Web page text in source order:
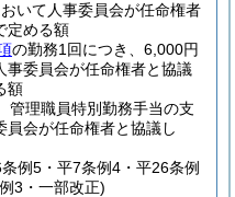
いて人事委員会が任命権者
定める額
の勤務1回につき、6,000円
事委員会が任命権者と協議
額
管理職員特別勤務手当の支
会が任命権者と協議し
例5・平7条例4・平26条例
3・一部改正)